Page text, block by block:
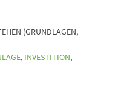
(GRUNDLAGEN,
, INVESTITION,